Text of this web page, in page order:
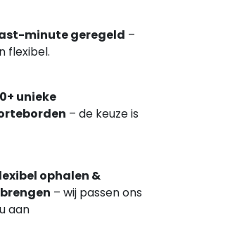
minute geregeld –
flexibel.
0+ unieke
– de keuze is
ophalen &
– wij passen ons
aan